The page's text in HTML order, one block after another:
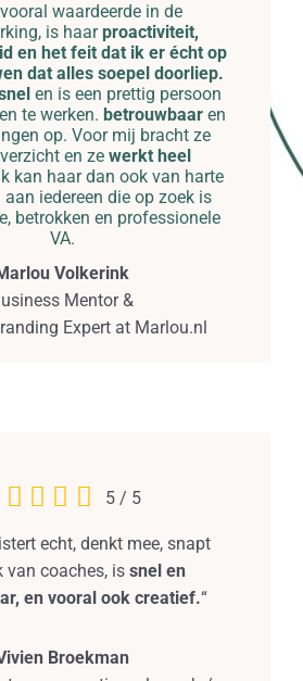
waardeerde in de
is haarproactiviteit,
en het feit dat ik er écht op
dat alles soepel doorliep.
en is een prettig persoon
te werken. betrouwbaaren
op. Voor mij bracht ze
en ze werkt heel
Ik kan haar dan ook van harte
aan iedereen die op zoek is
betrokken en professionele
VA.
Volkerink
Mentor &
Expert at Marlou.nl
5 / 5
echt, denkt mee, snapt
van coaches, is snel en
en vooral ook creatief.“
Broekman